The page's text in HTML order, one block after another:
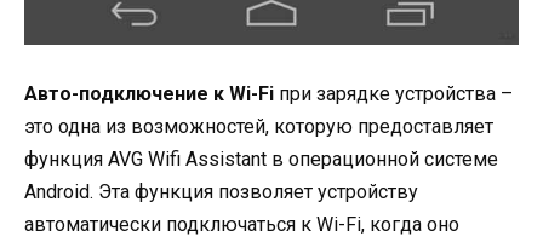
Авто-подключение к Wi-Fi при зарядке устройства –
это одна из возможностей, которую предоставляет
функция AVG Wifi Assistant в операционной системе
Android. Эта функция позволяет устройству
автоматически подключаться к Wi-Fi, когда оно